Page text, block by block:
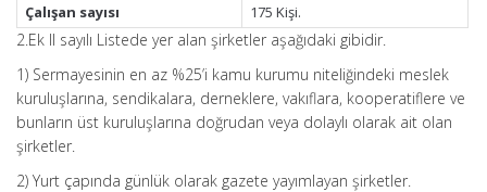
Çalışan sayısı
175 Kişi.
2.Ek II sayılı Listede yer alan şirketler aşağıdaki gibidir.
1) Sermayesinin en az %25’i kamu kurumu niteliğindeki meslek
kuruluşlarına, sendikalara, derneklere, vakıflara, kooperatiflere ve
bunların üst kuruluşlarına doğrudan veya dolaylı olarak ait olan
şirketler.
2) Yurt çapında günlük olarak gazete yayımlayan şirketler.